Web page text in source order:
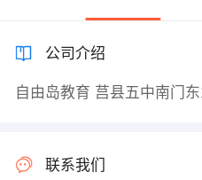
公司介绍
自由岛教育 莒县五中南门
联系我们